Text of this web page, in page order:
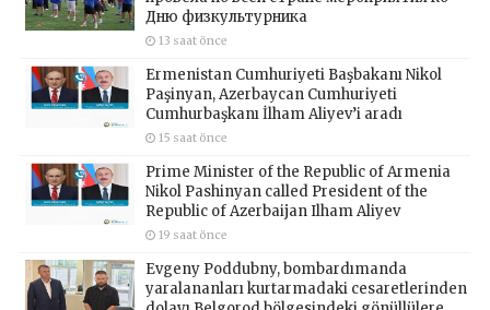
Дню физкультурника
13 saat önce
Ermenistan Cumhuriyeti Başbakanı Nikol
Paşinyan, Azerbaycan Cumhuriyeti
Cumhurbaşkanı İlham Aliyev’i aradı
15 saat önce
Prime Minister of the Republic of Armenia
Nikol Pashinyan called President of the
Republic of Azerbaijan Ilham Aliyev
19 saat önce
Evgeny Poddubny, bombardımanda
yaralananları kurtarmadaki cesaretlerinden